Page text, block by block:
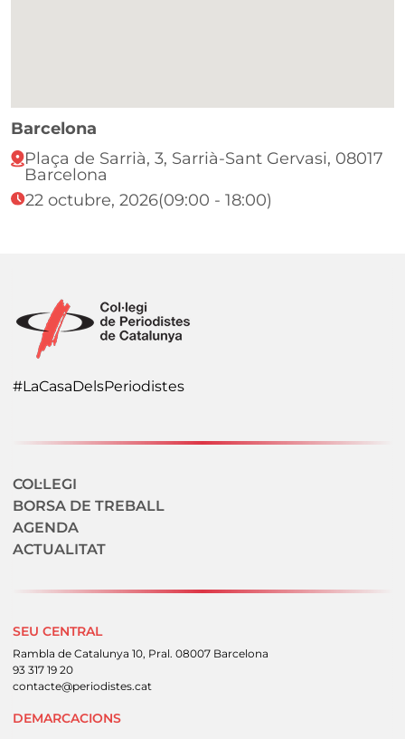
Barcelona
Plaça de Sarrià, 3, Sarrià-Sant Gervasi, 08017
Barcelona
22 octubre, 2026(09:00 - 18:00)
#LaCasaDelsPeriodistes
Navegació secundaria
COL·LEGI
BORSA DE TREBALL
AGENDA
ACTUALITAT
SEU CENTRAL
Rambla de Catalunya 10, Pral. 08007 Barcelona
93 317 19 20
contacte@periodistes.cat
DEMARCACIONS